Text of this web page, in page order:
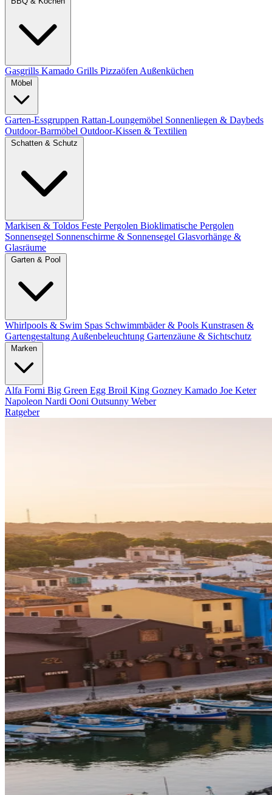
Gasgrills Kamado Grills Pizzaöfen Außenküchen
Garten-Essgruppen Rattan-Loungemöbel Sonnenliegen & Daybeds
Outdoor-Barmöbel Outdoor-Kissen & Textilien
Markisen & Toldos Feste Pergolen Bioklimatische Pergolen
Sonnensegel Sonnenschirme & Sonnensegel Glasvorhänge &
Glasräume
Whirlpools & Swim Spas Schwimmbäder & Pools Kunstrasen &
Gartengestaltung Außenbeleuchtung Gartenzäune & Sichtschutz
Alfa Forni Big Green Egg Broil King Gozney Kamado Joe Keter
Napoleon Nardi Ooni Outsunny Weber
Ratgeber